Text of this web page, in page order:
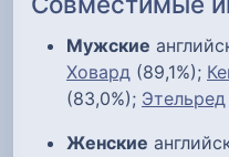
Мужские
Ховард (89,1%);
(83,0%); Этельред
Женские